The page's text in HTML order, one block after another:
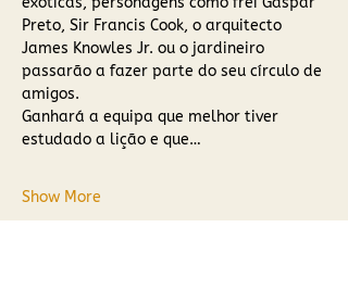
Preto, Sir Francis Cook, o arquitecto
James Knowles Jr. ou o jardineiro
passarão a fazer parte do seu círculo de
amigos.
Ganhará a equipa que melhor tiver
estudado a lição e que…
Show More